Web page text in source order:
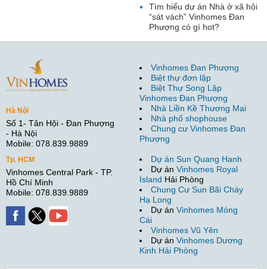
Tìm hiểu dự án Nhà ở xã hội
“sát vách” Vinhomes Đan
Phượng có gì hot?
Hà Nội
Số 1- Tân Hội - Đan Phượng
- Hà Nội
Mobile: 078.839.9889
Tp. HCM
Vinhomes Central Park - TP.
Hồ Chí Minh
Mobile: 078.839.9889
Vinhomes Đan Phượng
Biệt thự đơn lập
Biệt Thự Song Lập
Vinhomes Đan Phượng
Nhà Liền Kề Thương Mại
Nhà phố shophouse
Chung cư Vinhomes Đan
Phượng
Dự án Sun Quang Hanh
Dự án Vinhomes Royal
Island Hải Phòng
Chung Cư Sun Bãi Cháy
Hạ Long
Dự án Vinhomes Móng
Cái
Vinhomes Vũ Yên
Dự án Vinhomes Dương
Kinh Hải Phòng